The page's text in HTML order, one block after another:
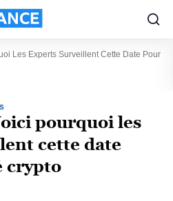
Les Experts Surveillent Cette Date Pour
pourquoi les
cette date
crypto